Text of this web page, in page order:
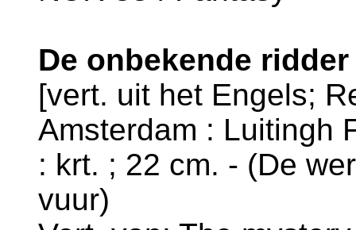
De onbekende
[vert. uit het Engels;
Amsterdam : Luitingh
: krt. ; 22 cm. - (De
vuur)